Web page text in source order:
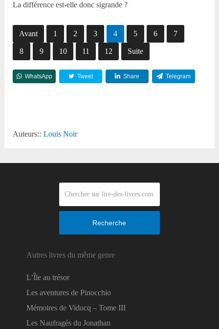
La différence est-elle donc sigrande ?
Avant 1 2 3 4 5 6 7
8 9 10 11 12 Suite
WhatsApp Tweet Share Telegram
Auteurs:: Louis Noir
Recherche
Autres livres du même genre
L’Île au trésor
Les aventures de Pinocchio
Mémoires de Vidocq – Tome III
Les Naufragés du Jonathan